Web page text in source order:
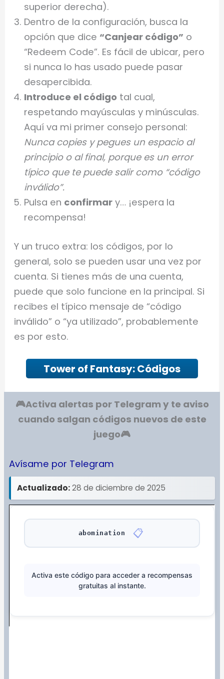
superior derecha).
Dentro de la configuración, busca la
opción que dice “Canjear código” o
“Redeem Code”. Es fácil de ubicar, pero
si nunca lo has usado puede pasar
desapercibida.
Introduce el código tal cual,
respetando mayúsculas y minúsculas.
Aquí va mi primer consejo personal:
Nunca copies y pegues un espacio al
principio o al final, porque es un error
típico que te puede salir como “código
inválido”.
Pulsa en confirmar y… ¡espera la
recompensa!
Y un truco extra: los códigos, por lo
general, solo se pueden usar una vez por
cuenta. Si tienes más de una cuenta,
puede que solo funcione en la principal. Si
recibes el típico mensaje de “código
inválido” o “ya utilizado”, probablemente
es por esto.
Tower of Fantasy: Códigos
🎮Activa alertas por Telegram y te aviso
cuando salgan códigos nuevos de este
juego🎮
Avísame por Telegram
Actualizado:28 de diciembre de 2025
abomination 📋
Activa este código para acceder a recompensas
gratuitas al instante.